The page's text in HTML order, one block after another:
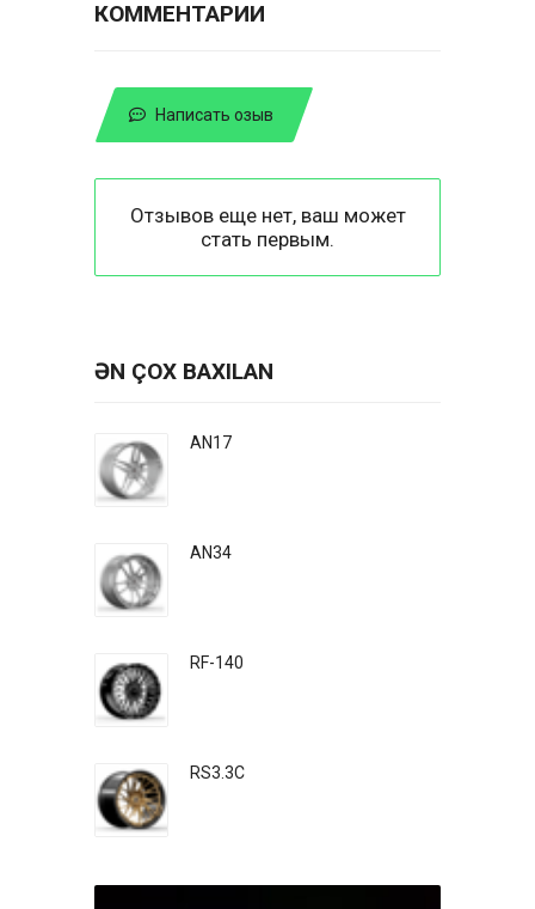
КОММЕНТАРИИ
Написать озыв
Отзывов еще нет, ваш может
стать первым.
ƏN ÇOX BAXILAN
AN17
AN34
RF-140
RS3.3C